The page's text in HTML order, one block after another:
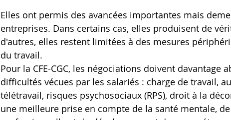
Elles ont permis des avancées importantes mais
entreprises. Dans certains cas, elles produisent de
d'autres, elles restent limitées à des mesures
du travail.
Pour la CFE-CGC, les négociations doivent davantage
difficultés vécues par les salariés : charge de travail,
télétravail, risques psychosociaux (RPS), droit à la
une meilleure prise en compte de la santé mentale,